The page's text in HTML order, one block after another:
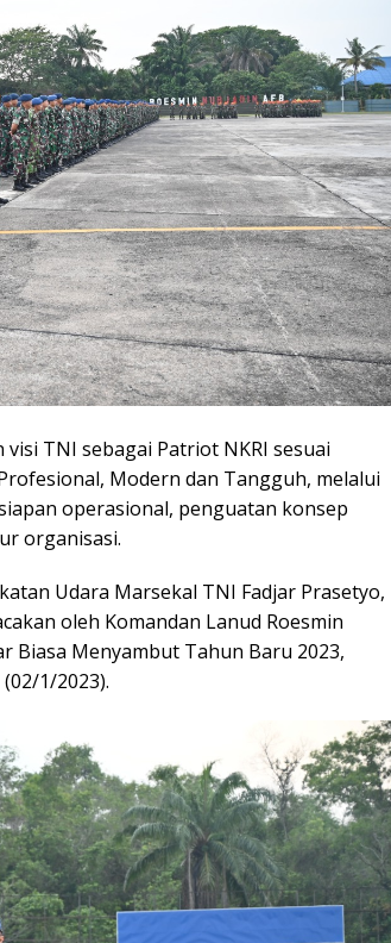
visi TNI sebagai Patriot NKRI sesuai
Modern dan Tangguh, melalui
operasional, penguatan konsep
organisasi.
Udara Marsekal TNI Fadjar Prasetyo,
oleh Komandan Lanud Roesmin
Biasa Menyambut Tahun Baru 2023,
1/2023).